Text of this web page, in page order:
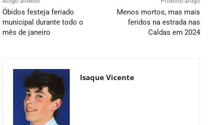
Óbidos festeja feriado
municipal durante todo o
mês de janeiro
Menos mortos, mas mais
feridos na estrada nas
Caldas em 2024
Isaque Vicente